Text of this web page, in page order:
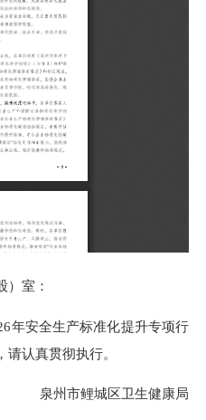
）室：
安全生产标准化提升专项行
认真贯彻执行。
泉州市鲤城区卫生健康局